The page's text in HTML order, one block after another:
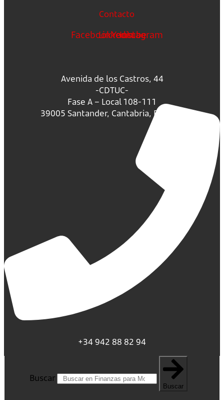
Contacto
FacebookLinkedin
Youtube
Instagram
Avenida de los Castros, 44
-CDTUC-
Fase A – Local 108-111
39005 Santander, Cantabria, España.
+34 942 88 82 94
Buscar
Buscar